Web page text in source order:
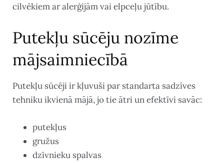
cilvēkiem ar alerģijām vai elpceļu jūtību.
Putekļu sūcēju nozīme
mājsaimniecībā
Putekļu sūcēji ir kļuvuši par standarta sadzīves
tehniku ikvienā mājā, jo tie ātri un efektīvi savāc:
putekļus
gružus
dzīvnieku spalvas